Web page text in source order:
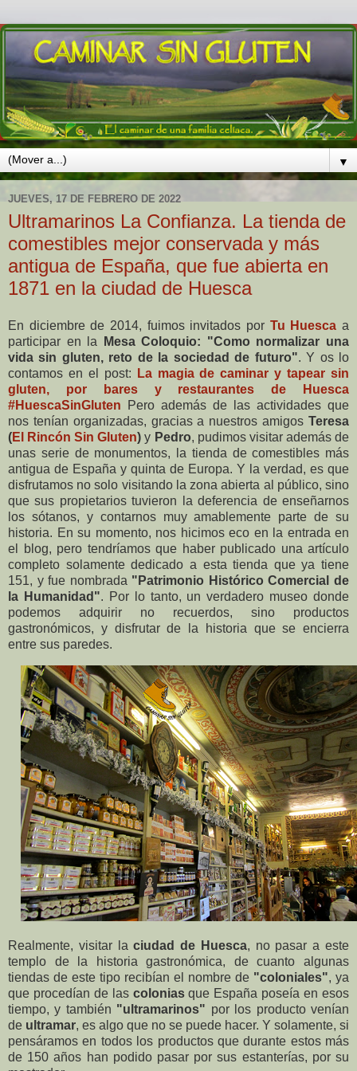
▼
JUEVES, 17 DE FEBRERO DE 2022
Ultramarinos La Confianza. La tienda de
comestibles mejor conservada y más
antigua de España, que fue abierta en
1871 en la ciudad de Huesca
En diciembre de 2014, fuimos invitados por Tu Huesca a
participar en la
Mesa Coloquio: "Como normalizar una
vida sin gluten, reto de la sociedad de futuro". Y os lo
contamos en el post:
La magia de caminar y tapear sin
gluten, por bares y restaurantes de Huesca
#HuescaSinGluten
Pero además de las actividades que
nos tenían organizadas, gracias a nuestros amigos Teresa
(El Rincón Sin Gluten) y Pedro, pudimos visitar además de
unas serie de monumentos, la tienda de comestibles más
antigua de España y quinta de Europa. Y la verdad, es que
disfrutamos no solo visitando la zona abierta al público, sino
que sus propietarios tuvieron la deferencia de enseñarnos
los sótanos, y contarnos muy amablemente parte de su
historia. En su momento, nos hicimos eco en la entrada en
el blog, pero tendríamos que haber publicado una artículo
completo solamente dedicado a esta tienda que ya tiene
151, y fue nombrada "Patrimonio Histórico Comercial de
la Humanidad". Por lo tanto, un verdadero museo donde
podemos adquirir no recuerdos, sino productos
gastronómicos, y disfrutar de la historia que se encierra
entre sus paredes.
Realmente, visitar laciudad de Huesca, no pasar a este
templo de la historia gastronómica, de cuanto algunas
tiendas de este tipo recibían el nombre de "coloniales", ya
que procedían de las coloniasque España poseía en esos
tiempo, y también "ultramarinos" por los producto venían
de ultramar, es algo que no se puede hacer. Y solamente, si
pensáramos en todos los productos que durante estos más
de 150 años han podido pasar por sus estanterías, por su